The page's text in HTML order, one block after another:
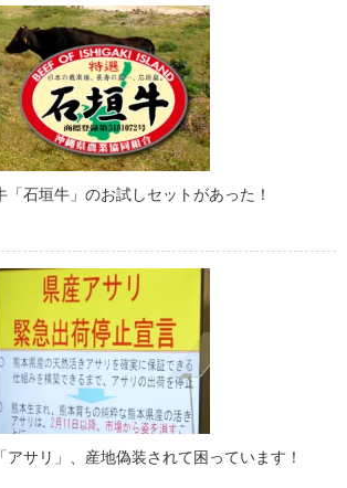
石垣牛」のお試しセットがあった！
アサリ」、産地偽装されて困っています！